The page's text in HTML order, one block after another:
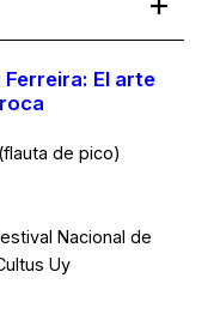
El arte
de pico)
Nacional de
Uy